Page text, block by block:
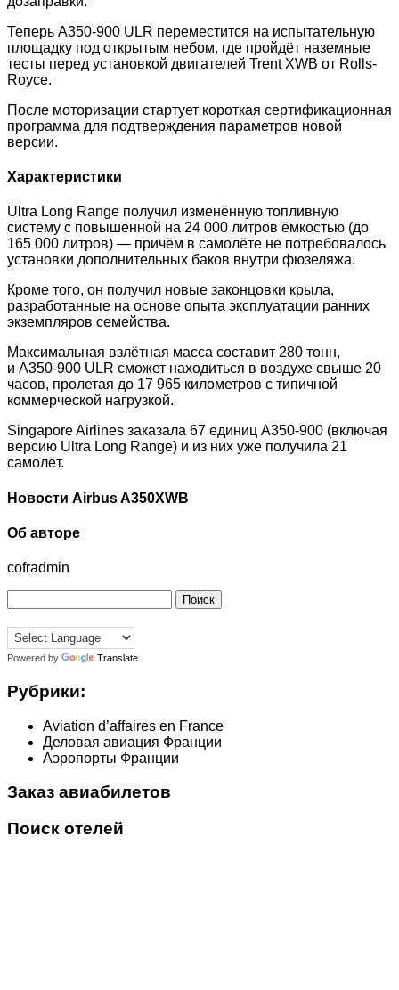
Теперь A350-900 ULR переместится на испытательную
площадку под открытым небом, где пройдёт наземные
тесты перед установкой двигателей Trent XWB от Rolls-
Royce.
После моторизации стартует короткая сертификационная
программа для подтверждения параметров новой
версии.
Характеристики
Ultra Long Range получил изменённую топливную
систему с повышенной на 24 000 литров ёмкостью (до
165 000 литров) — причём в самолёте не потребовалось
установки дополнительных баков внутри фюзеляжа.
Кроме того, он получил новые законцовки крыла,
разработанные на основе опыта эксплуатации ранних
экземпляров семейства.
Максимальная взлётная масса составит 280 тонн,
и A350-900 ULR сможет находиться в воздухе свыше 20
часов, пролетая до 17 965 километров с типичной
коммерческой нагрузкой.
Singapore Airlines заказала 67 единиц A350-900 (включая
версию Ultra Long Range) и из них уже получила 21
самолёт.
Новости Airbus A350XWB
Об авторе
cofradmin
Powered by Translate
Рубрики:
Aviation d’affaires en France
Деловая авиация Франции
Аэропорты Франции
Заказ авиабилетов
Поиск отелей